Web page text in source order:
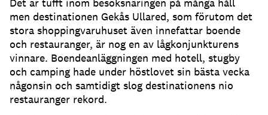
Det är tufft inom besöksnäringen på många håll
men destinationen Gekås Ullared, som förutom det
stora shoppingvaruhuset även innefattar boende
och restauranger, är nog en av lågkonjunkturens
vinnare. Boendeanläggningen med hotell, stugby
och camping hade under höstlovet sin bästa vecka
någonsin och samtidigt slog destinationens nio
restauranger rekord.